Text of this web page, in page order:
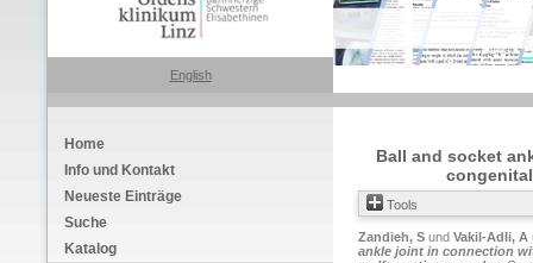
English
Home
Info und Kontakt
Neueste Einträge
Suche
Katalog
Ball and socket
Tools
Zandieh, S und Vakil-Adli, A
ankle joint in connection